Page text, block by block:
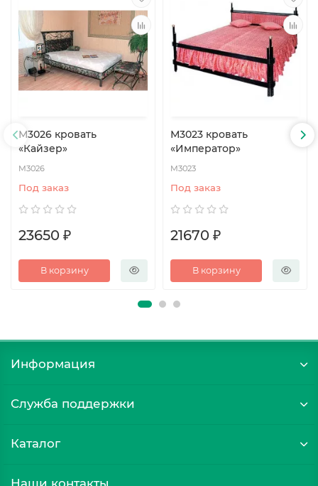
М3026 кровать
«Кайзер»
М3026
Под заказ
23650 ₽
В корзину
М3023 кровать
«Император»
М3023
Под заказ
21670 ₽
В корзину
Информация
Служба поддержки
Каталог
Наши контакты